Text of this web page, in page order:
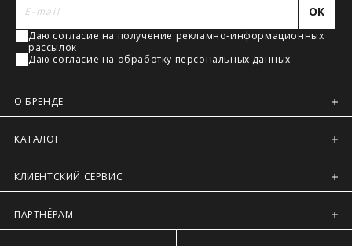
OK
Даю согласие на получение рекламно-информационных
рассылок
Даю согласие на обработку персональных данных
О БРЕНДЕ
КАТАЛОГ
КЛИЕНТСКИЙ СЕРВИС
ПАРТНЁРАМ